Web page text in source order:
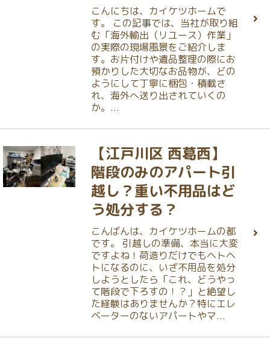
こんにちは、カイケツホームで
す。 この記事では、当社が取り組
む「海外輸出（リユース）作業」
の実際の現場風景をご紹介しま
す。お片付けや遺品整理の際にお
預かりした大切なお品物が、どの
ようにして丁寧に梱包・積載さ
れ、海外へ送り出されていくの
か。...
【江戸川区 西葛西】
階段のみのアパート引
越し？重い不用品はど
う処分する？
こんばんは、カイケツホームの都
です。 引越しの準備、本当に大変
ですよね！荷造りだけでもヘトヘ
トになるのに、いざ不用品を処分
しようとしたら「これ、どうやっ
て階段で下ろすの！？」と絶望し
た経験はありませんか？特にエレ
ベーターのないアパートやマ...